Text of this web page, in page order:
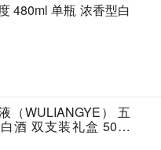
480ml 单瓶 浓香型白
（WULIANGYE） 五
酒 双支装礼盒 50度
具